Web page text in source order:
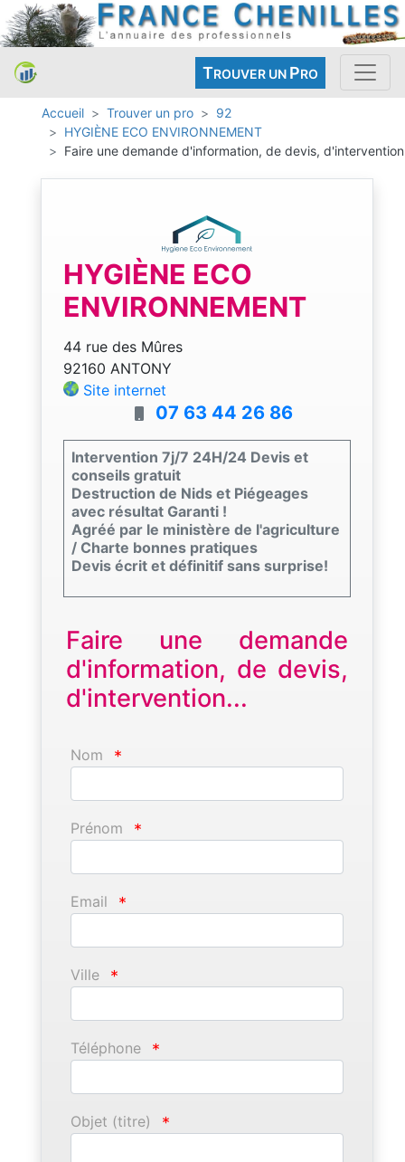
TROUVER UN PRO
Accueil Trouver un pro
92
HYGIÈNE ECO ENVIRONNEMENT
Faire une demande d'information, de devis, d'intervention
HYGIÈNE ECO
ENVIRONNEMENT
44 rue des Mûres
92160 ANTONY
Site internet
07 63 44 26 86
Intervention 7j/7 24H/24 Devis et
conseils gratuit
Destruction de Nids et Piégeages
avec résultat Garanti !
Agréé par le ministère de l'agriculture
/ Charte bonnes pratiques
Devis écrit et définitif sans surprise!
Faire une demande
d'information, de devis,
d'intervention...
Nom *
Prénom *
Email *
Ville *
Téléphone *
Objet (titre) *